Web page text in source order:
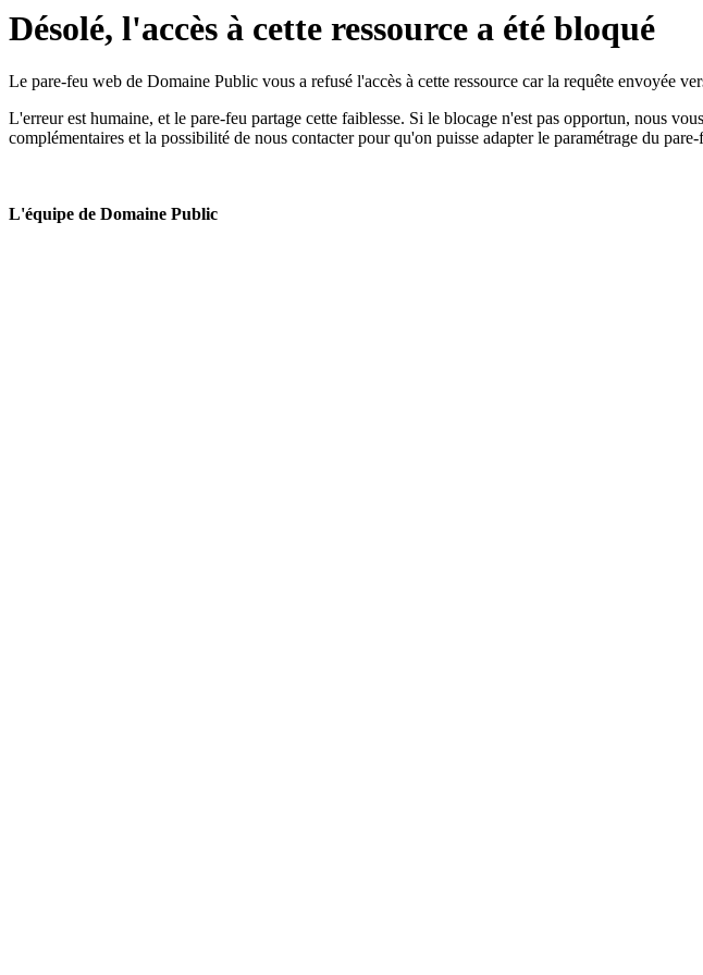
Désolé, l'accès à cette ressource a été bloqué
Le pare-feu web de Domaine Public vous a refusé l'accès à cette ressource car la requête envoyée
L'erreur est humaine, et le pare-feu partage cette faiblesse. Si le blocage n'est pas opportun, nous
complémentaires et la possibilité de nous contacter pour qu'on puisse adapter le paramétrage du pare-
L'équipe de Domaine Public